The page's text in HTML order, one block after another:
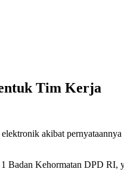
Tim Kerja
akibat pernyataannya
Badan Kehormatan DPD